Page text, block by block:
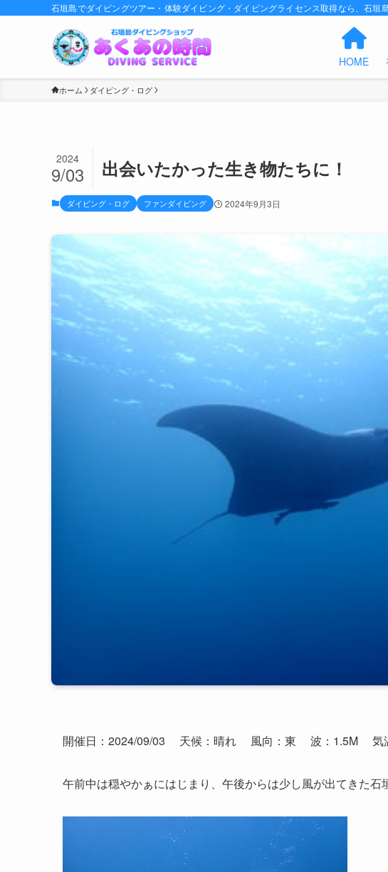
石垣島でダイビングツアー・体験ダイビング・ダイビングライセンス取得なら、石垣
HOME
ホーム ダイビング・ログ
出会いたかった生き物たちに！
2024
9/03
ダイビング・ログ ファンダイビング 2024年9月3日
開催日：2024/09/03 天候：晴れ 風向：東 波：1.5M
午前中は穏やかぁにはじまり、午後からは少し風が出てきた石